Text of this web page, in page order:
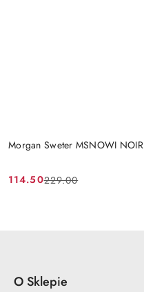
Morgan Sweter MSNOWI NOIR
Cena
114.50
Cena
229.00
O Sklepie